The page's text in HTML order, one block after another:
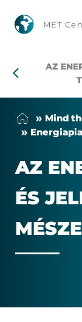
Az
fogalma
az
iparig
MET
AZ
Mind
AZ
ÉS